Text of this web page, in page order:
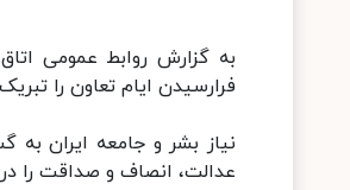
به گزارش روابط عمومی
فرارسیدن ایام تعاون را
نیاز بشر و جامعه ایران
عدالت، انصاف و صداقت را